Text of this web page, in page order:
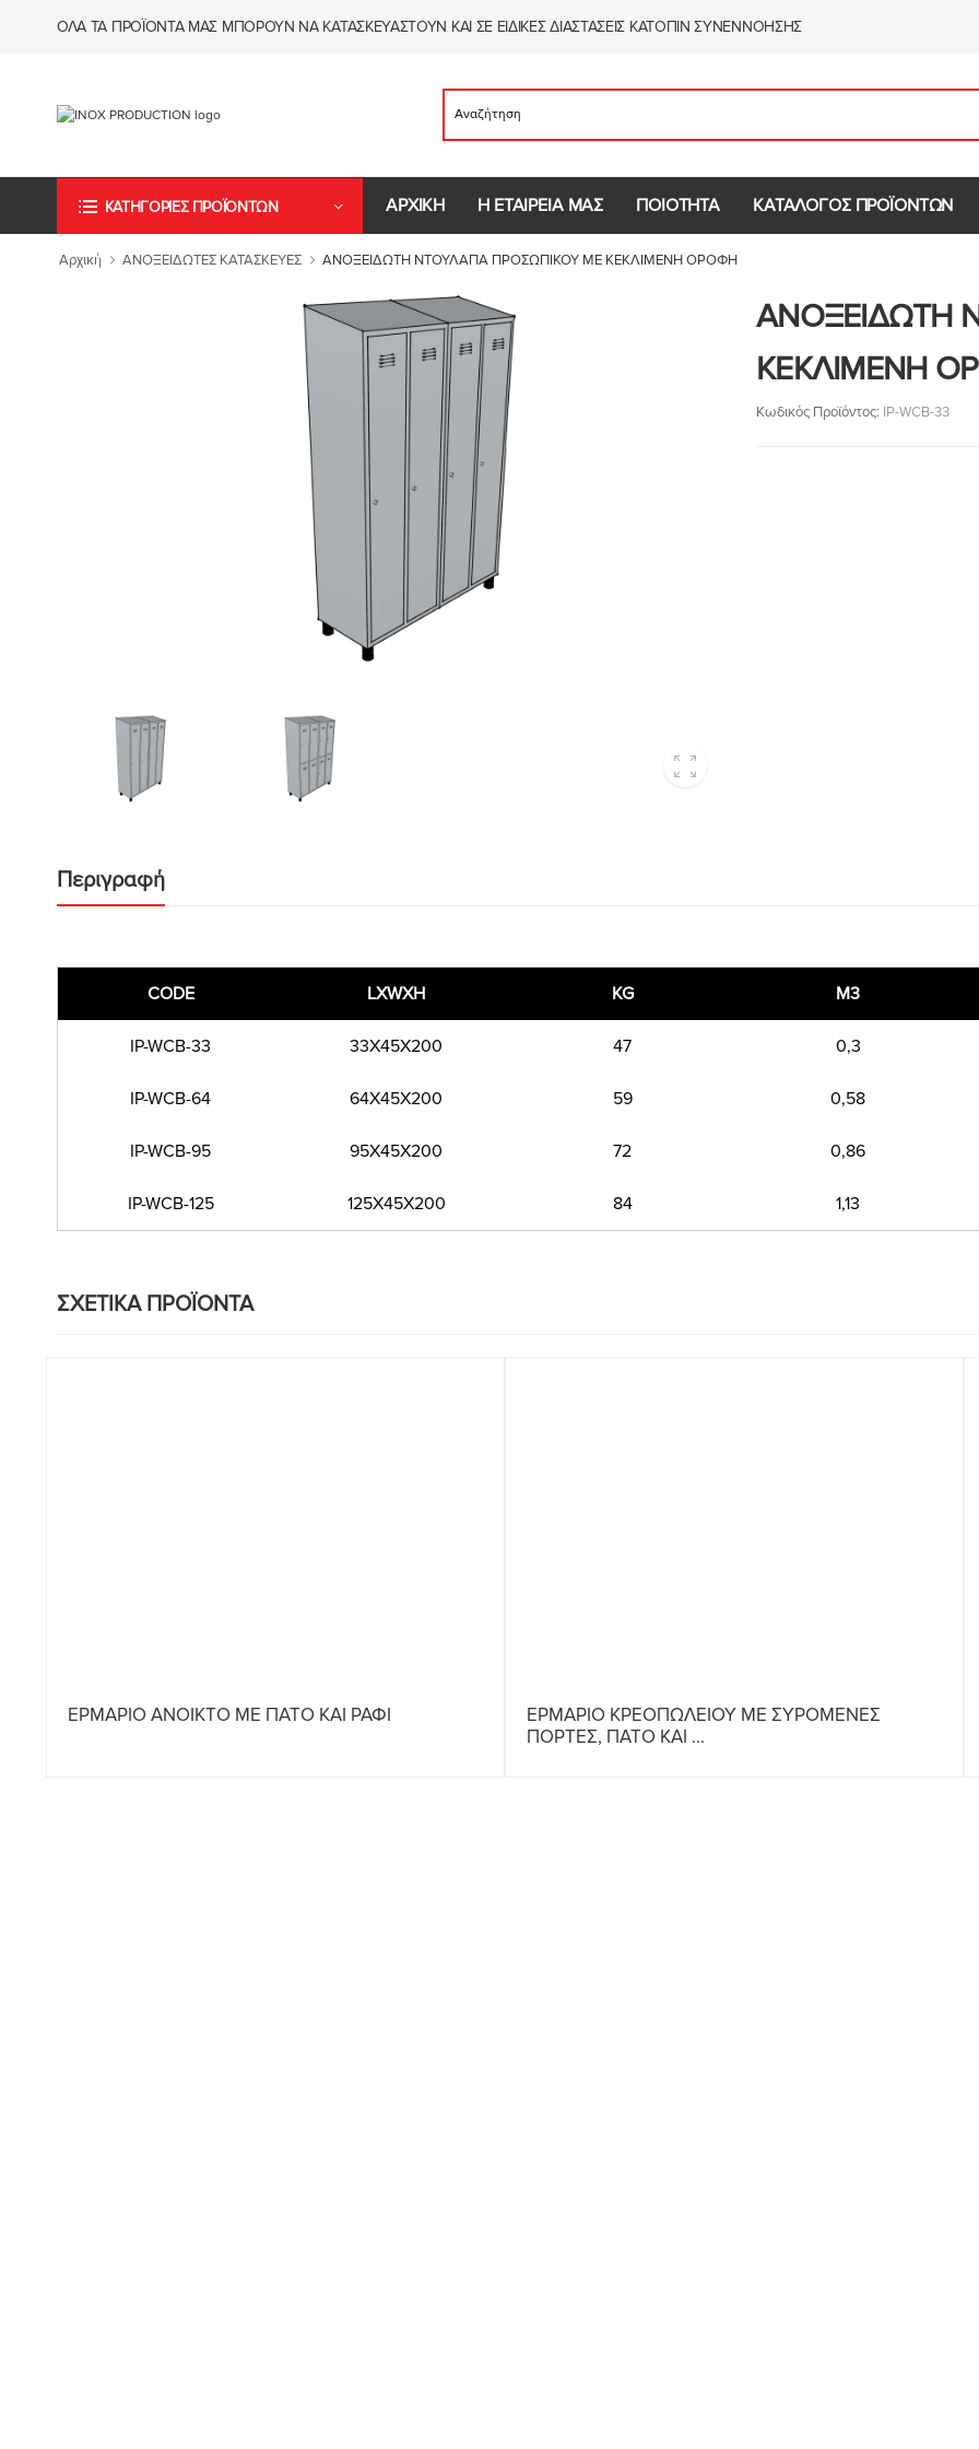
ΌΛΑ ΤΑ ΠΡΟΪΌΝΤΑ ΜΑΣ ΜΠΟΡΟΎΝ ΝΑ ΚΑΤΑΣΚΕΥΑΣΤΟΎΝ ΚΑΙ ΣΕ ΕΙΔΙΚΈΣ ΔΙΑΣΤΆΣΕΙΣ ΚΑΤΌΠΙΝ ΣΥΝΕΝΝΌΗΣΗΣ
ΚΑΤΗΓΟΡΙΕΣ ΠΡΟΪΟΝΤΩΝ ΑΡΧΙΚΗ Η ΕΤΑΙΡΕΙΑ ΜΑΣ ΠΟΙΟΤΗΤΑ ΚΑΤΑΛΟΓΟΣ ΠΡΟΪΟΝΤΩΝ
Αρχική ΑΝΟΞΕΙΔΩΤΕΣ ΚΑΤΑΣΚΕΥΕΣ ΑΝΟΞΕΙΔΩΤΗ ΝΤΟΥΛΑΠΑ ΠΡΟΣΩΠΙΚΟΥ ΜΕ ΚΕΚΛΙΜΕΝΗ ΟΡΟΦΗ
ΑΝΟΞΕΙΔΩΤΗ
ΚΕΚΛΙΜΕΝΗ
Κωδικός Προϊόντος: IP-WCB-33
Περιγραφή
CODE LXWXH KG M3
IP-WCB-33 33X45X200 47 0,3
IP-WCB-64 64X45X200 59 0,58
IP-WCB-95 95X45X200 72 0,86
IP-WCB-125 125X45X200 84 1,13
ΣΧΕΤΙΚΑ ΠΡΟΪΟΝΤΑ
ΕΡΜΑΡΙΟ ΑΝΟΙΚΤΟ ΜΕ ΠΑΤΟ ΚΑΙ ΡΑΦΙ
ΕΡΜΑΡΙΟ ΚΡΕΟΠΩΛΕΙΟΥ ΜΕ ΣΥΡΟΜΕΝΕΣ
ΠΟΡΤΕΣ, ΠΑΤΟ ΚΑΙ ...